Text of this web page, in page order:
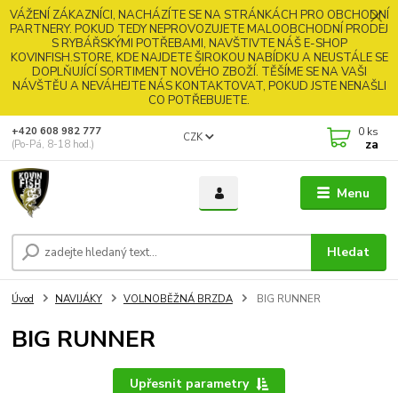
VÁŽENÍ ZÁKAZNÍCI, NACHÁZÍTE SE NA STRÁNKÁCH PRO OBCHODNÍ
PARTNERY. POKUD TEDY NEPROVOZUJETE MALOOBCHODNÍ PRODEJ
S RYBÁŘSKÝMI POTŘEBAMI, NAVŠTIVTE NÁŠ E-SHOP
KOVINFISH.STORE, KDE NAJDETE ŠIROKOU NABÍDKU A NEUSTÁLE SE
DOPLŇUJÍCÍ SORTIMENT NOVÉHO ZBOŽÍ. TĚŠÍME SE NA VAŠI
NÁVŠTĚU A NEVÁHEJTE NÁS KONTAKTOVAT, POKUD JSTE NENAŠLI
CO POTŘEBUJETE.
Menu
CZK
Hledat
+420 608 982 777
(Po-Pá, 8-18 hod.)
0 ks
za
Úvod NAVIJÁKY VOLNOBĚŽNÁ BRZDA BIG RUNNER
BIG RUNNER
Upřesnit parametry